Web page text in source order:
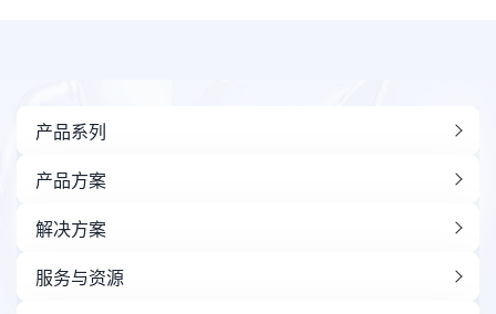
产品系列
产品方案
解决方案
服务与资源